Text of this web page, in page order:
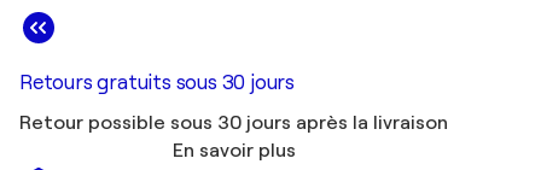
Retours gratuits sous 30 jours
Retour possible sous 30 jours après la livraison
En savoir plus